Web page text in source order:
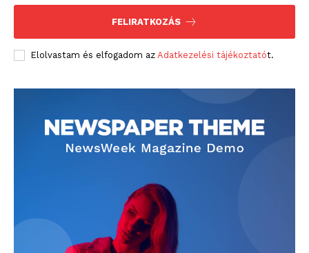
FELIRATKOZÁS
Elolvastam és elfogadom az Adatkezelési tájékoztatót.